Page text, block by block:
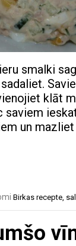
smalki
klāt
saviem
un
Birkasrecepte,